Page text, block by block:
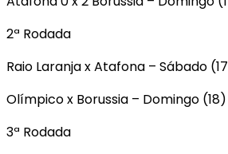
2ª Rodada
Raio Laranja x Atafona – Sábado
Olímpico x Borussia – Domingo
3ª Rodada